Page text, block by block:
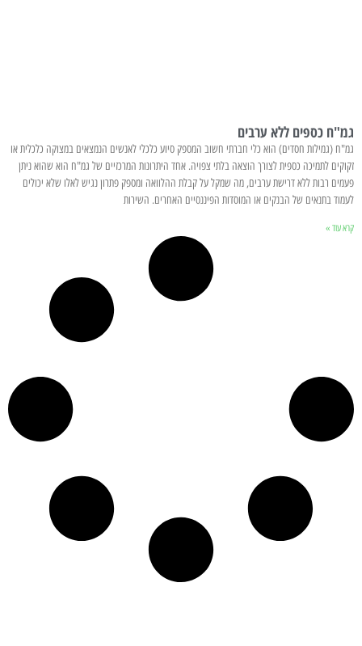
גמ"ח כספים ללא ערבים
גמ"ח (גמילות חסדים) הוא כלי חברתי חשוב המספק סיוע כלכלי לאנשים הנמצאים במצוקה כלכלית או
זקוקים לתמיכה כספית לצורך הוצאה בלתי צפויה. אחד היתרונות המרכזיים של גמ"ח הוא שהוא ניתן
פעמים רבות ללא דרישת ערבים, מה שמקל על קבלת ההלוואה ומספק פתרון נגיש לאלו שלא יכולים
לעמוד בתנאים של הבנקים או המוסדות הפיננסיים האחרים. השירות
קרא עוד »